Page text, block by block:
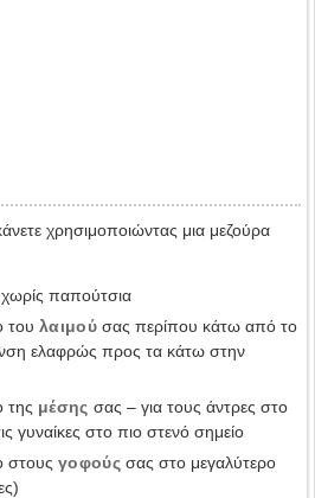
χρησιμοποιώντας μια μεζούρα
παπούτσια
του λαιμούσας περίπου κάτω από το
ελαφρώς προς τα κάτω στην
της μέσης σας – για τους άντρες στο
γυναίκες στο πιο στενό σημείο
στους γοφούςσας στο μεγαλύτερο